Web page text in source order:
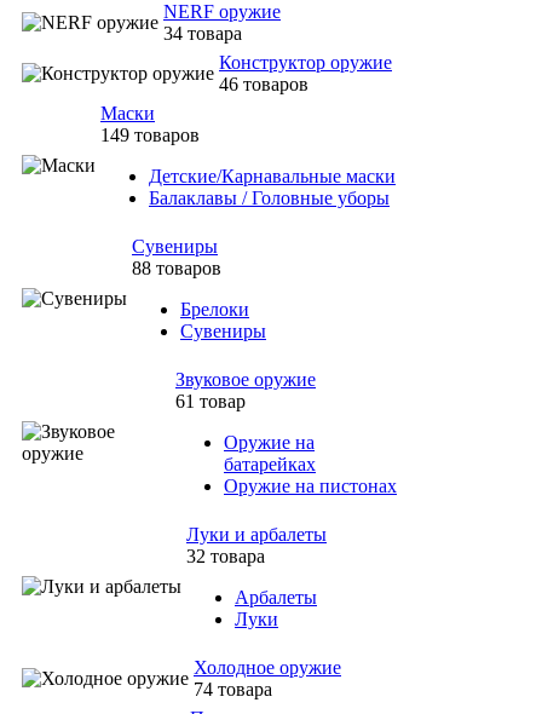
NERF оружие
34 товара
Конструктор оружие
46 товаров
Маски
149 товаров
Детские/Карнавальные маски
Балаклавы / Головные уборы
Сувениры
88 товаров
Брелоки
Сувениры
Звуковое оружие
61 товар
Оружие на
батарейках
Оружие на пистонах
Луки и арбалеты
32 товара
Арбалеты
Луки
Холодное оружие
74 товара